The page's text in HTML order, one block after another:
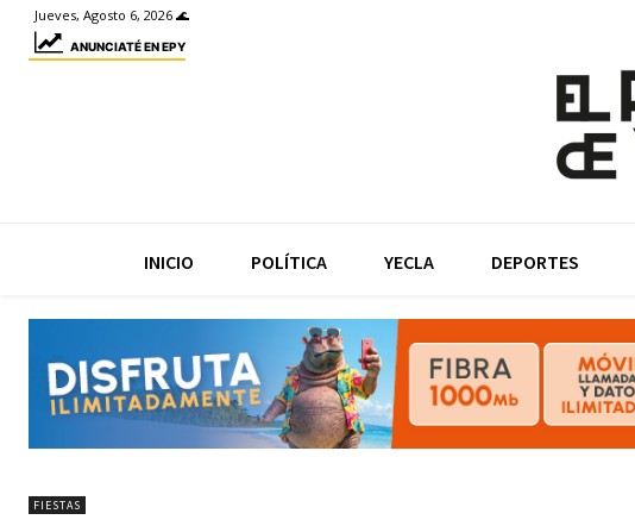
Jueves, Agosto 6, 2026 🌊
ANUNCIATÉ EN EPY
INICIO POLÍTICA YECLA DEPORTES
FIESTAS